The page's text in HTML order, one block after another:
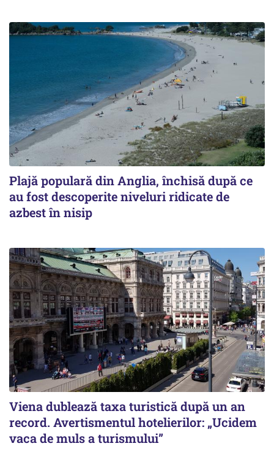
Plajă populară din Anglia, închisă după ce
au fost descoperite niveluri ridicate de
azbest în nisip
Viena dublează taxa turistică după un an
record. Avertismentul hotelierilor: „Ucidem
vaca de muls a turismului”